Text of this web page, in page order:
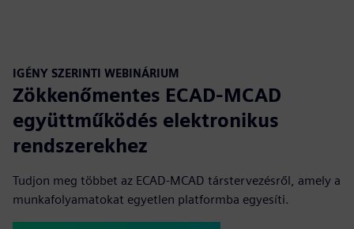
IGÉNY SZERINTI WEBINÁRIUM
Zökkenőmentes ECAD-MCAD
együttműködés elektronikus
rendszerekhez
Tudjon meg többet az ECAD-MCAD társtervezésről, amely a
munkafolyamatokat egyetlen platformba egyesíti.